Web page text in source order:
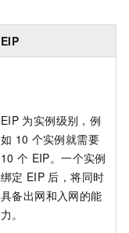
EIP
EIP 为实例级别，例
如 10 个实例就需要
10 个 EIP。一个实例
绑定 EIP 后，将同时
具备出网和入网的能
力。